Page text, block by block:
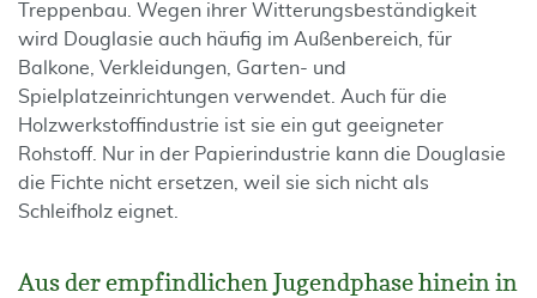
Treppenbau. Wegen ihrer Witterungsbeständigkeit
wird Douglasie auch häufig im Außenbereich, für
Balkone, Verkleidungen, Garten- und
Spielplatzeinrichtungen verwendet. Auch für die
Holzwerkstoffindustrie ist sie ein gut geeigneter
Rohstoff. Nur in der Papierindustrie kann die Douglasie
die Fichte nicht ersetzen, weil sie sich nicht als
Schleifholz eignet.
Aus der empfindlichen Jugendphase hinein in